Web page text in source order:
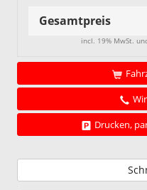
Gesamtpreis
incl. 19% MwSt.
Drucken,